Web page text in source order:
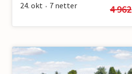
24. okt • 7 netter 4 962